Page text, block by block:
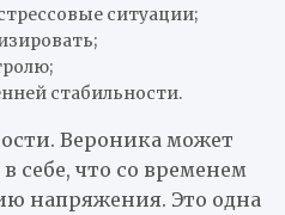
ситуации;
стабильности.
Вероника может
себе, что со временем
напряжения. Это одна